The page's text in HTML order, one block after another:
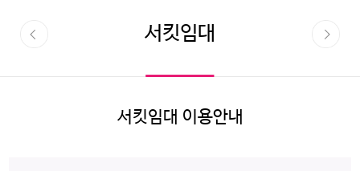
서킷임대
서킷임대 이용안내